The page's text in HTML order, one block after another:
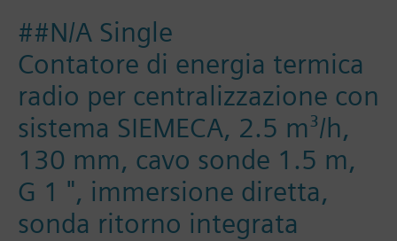
##N/A Single
Contatore di energia termica
radio per centralizzazione con
sistema SIEMECA, 2.5 m³/h,
130 mm, cavo sonde 1.5 m,
G 1 ", immersione diretta,
sonda ritorno integrata